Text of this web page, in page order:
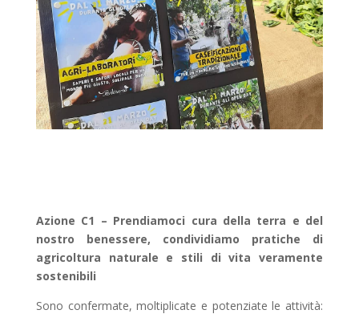
Azione C1 – Prendiamoci cura della terra e del
nostro benessere, condividiamo pratiche di
agricoltura naturale e stili di vita veramente
sostenibili
Sono confermate, moltiplicate e potenziate le attività: